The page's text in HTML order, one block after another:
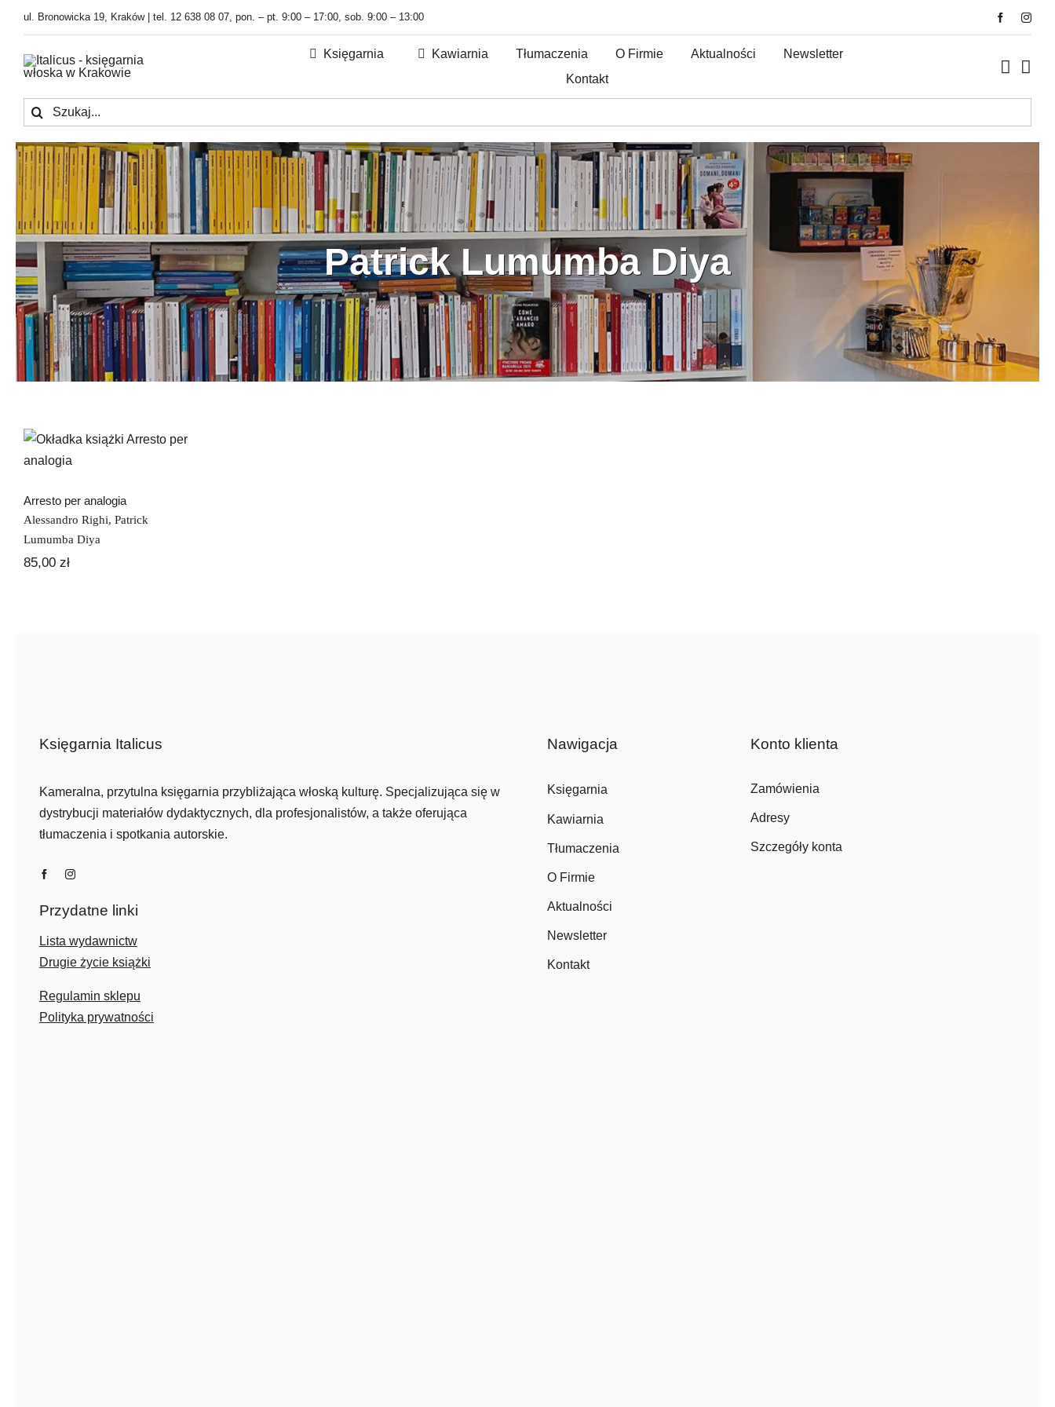
Przejdź
zawartości
ul. Bronowicka 19, Kraków | tel. 12 638 08 07, pon. – pt. 9:00 – 17:00, sob. 9:00 – 13:00
Księgarnia Kawiarnia Tłumaczenia O Firmie Aktualności
Newsletter
Kontakt
Szukaj
Patrick Lumumba Diya
Arresto per analogia
Arresto per analogia
Alessandro Righi, Patrick
Lumumba Diya
85,00 zł
Księgarnia Italicus
Kameralna, przytulna księgarnia przybliżająca włoską kulturę. Specjalizująca się w
dystrybucji materiałów dydaktycznych, dla profesjonalistów, a także oferująca
tłumaczenia i spotkania autorskie.
Przydatne linki
Lista wydawnictw
Drugie życie książki
Regulamin sklepu
Polityka prywatności
Nawigacja
Księgarnia
Kawiarnia
Tłumaczenia
O Firmie
Aktualności
Newsletter
Kontakt
Konto klienta
Zamówienia
Adresy
Szczegóły konta